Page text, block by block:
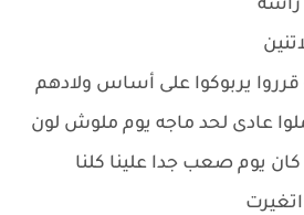
يربوكوا على أساس ولادهم
عادى لحد ماجه يوم ملوش لون
يوم صعب جدا علينا كلنا